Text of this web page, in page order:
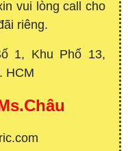
vui lòng call cho
riêng.
1, Khu Phố 13,
HCM